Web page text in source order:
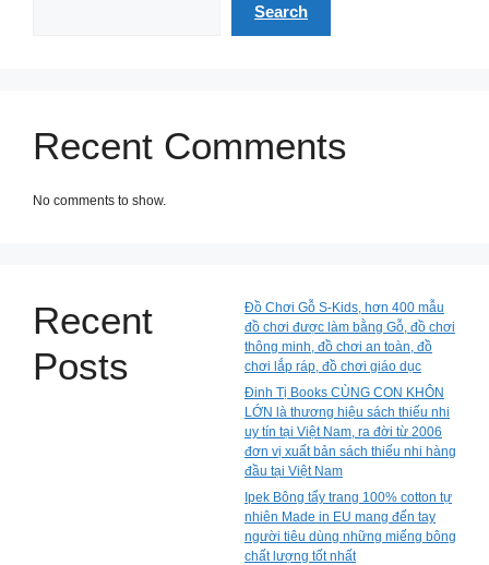
Search
Recent Comments
No comments to show.
Recent
Posts
Đồ Chơi Gỗ S-Kids, hơn 400 mẫu
đồ chơi được làm bằng Gỗ, đồ chơi
thông minh, đồ chơi an toàn, đồ
chơi lắp ráp, đồ chơi giáo dục
Đinh Tị Books CÙNG CON KHÔN
LỚN là thương hiệu sách thiếu nhi
uy tín tại Việt Nam, ra đời từ 2006
đơn vị xuất bản sách thiếu nhi hàng
đầu tại Việt Nam
Ipek Bông tẩy trang 100% cotton tự
nhiên Made in EU mang đến tay
người tiêu dùng những miếng bông
chất lượng tốt nhất